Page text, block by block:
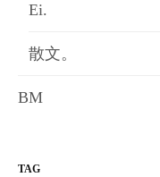
Ei.
散文。
BM
TAG